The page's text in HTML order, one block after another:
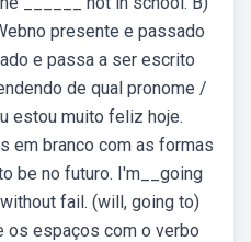
presente e passado
e passa a ser escrito
de qual pronome /
estou muito feliz hoje.
em branco com as formas
be no futuro. I'm__going
fail. (will, going to)
os espaços com o verbo